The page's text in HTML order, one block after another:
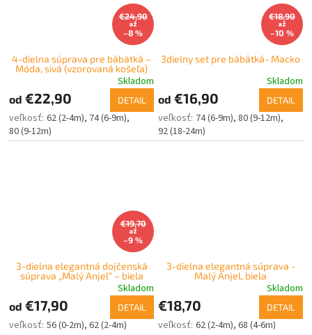
€24,90
až
–8 %
4-dielna súprava pre bábätká –
Móda, sivá (vzorovaná košeľa)
Skladom
od €22,90 DETAIL
62 (2-4m) 74 (6-9m)
80 (9-12m)
€18,90
až
–10 %
3dielny set pre bábätká- Macko
Skladom
od €16,90 DETAIL
74 (6-9m) 80 (9-12m)
92 (18-24m)
€19,70
až
–9 %
3-dielna elegantná dojčenská
súprava „Malý Anjel“ – biela
Skladom
od €17,90 DETAIL
56 (0-2m) 62 (2-4m)
3-dielna elegantná súprava -
Malý Anjel, biela
Skladom
€18,70 DETAIL
62 (2-4m) 68 (4-6m)